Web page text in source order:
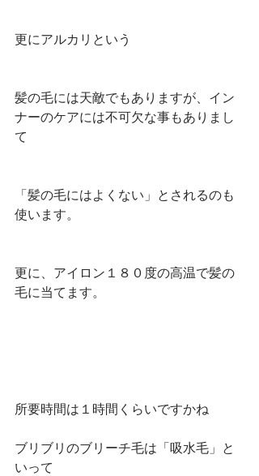
更にアルカリという
髪の毛には天敵でもありますが、イン
ナーのケアには不可欠な事もありまし
て
「髪の毛にはよくない」とされるのも
使います。
更に、アイロン１８０度の高温で髪の
毛に当てます。
所要時間は１時間くらいですかね
ブリブリのブリーチ毛は「吸水毛」と
いって